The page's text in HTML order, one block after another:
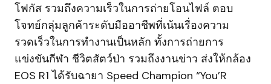
โฟกัส รวมถึงความเร็วในการถ่ายโอนไฟล์ ตอบ
โจทย์กลุ่มลูกค้าระดับมืออาชีพที่เน้นเรื่องความ
รวดเร็วในการทำงานเป็นหลัก ทั้งการถ่ายการ
แข่งขันกีฬา ชีวิตสัตว์ป่า รวมถึงงานข่าว ส่งให้กล้อง
EOS R1 ได้รับฉายา Speed Champion “You’R